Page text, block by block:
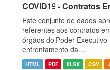
COVID19 - Contratos
Este conjunto de dados
referentes aos contratos
órgãos do Poder
enfrentamento da...
HTML PDF XLSX CSV